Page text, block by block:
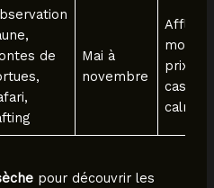
de
Mai à
novembre
prix
cassés,
calme
pour découvrir les